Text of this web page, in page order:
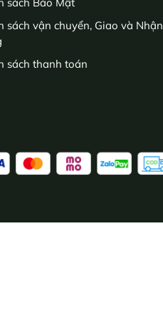
sách vận chuyển, Giao và Nhận
sách thanh toán